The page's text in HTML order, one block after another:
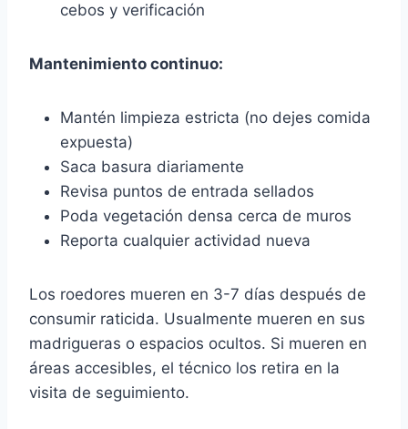
cebos y verificación
Mantenimiento continuo:
Mantén limpieza estricta (no dejes comida
expuesta)
Saca basura diariamente
Revisa puntos de entrada sellados
Poda vegetación densa cerca de muros
Reporta cualquier actividad nueva
Los roedores mueren en 3-7 días después de
consumir raticida. Usualmente mueren en sus
madrigueras o espacios ocultos. Si mueren en
áreas accesibles, el técnico los retira en la
visita de seguimiento.